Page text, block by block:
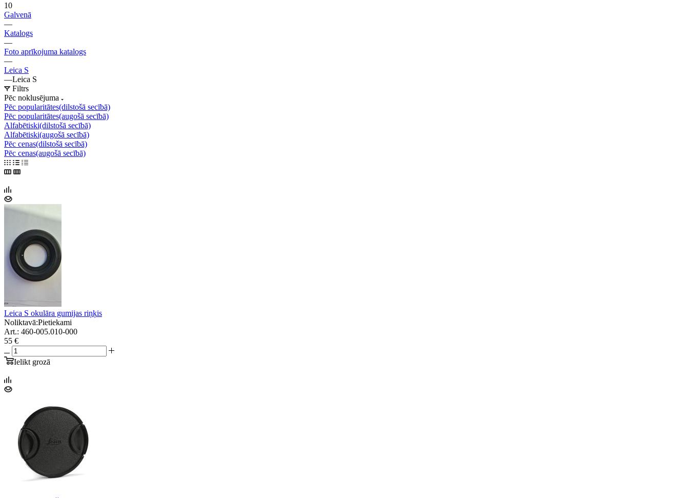
10
Galvenā
—
Katalogs
—
Foto aprīkojuma katalogs
—
Leica S
—Leica S
Filtrs
Pēc noklusējuma
Pēc popularitātes(dilstošā secībā)
Pēc popularitātes(augošā secībā)
Alfabētiski(dilstošā secībā)
Alfabētiski(augošā secībā)
Pēc cenas(dilstošā secībā)
Pēc cenas(augošā secībā)
Leica S okulāra gumijas riņķis
Noliktavā:Pietiekami
Art.: 460-005.010-000
55 €
Ielikt grozā